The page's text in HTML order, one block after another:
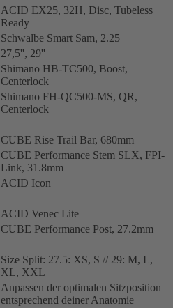
ACID EX25, 32H, Disc, Tubeless
Ready
Schwalbe Smart Sam, 2.25
27,5'', 29''
Shimano HB-TC500, Boost,
Centerlock
Shimano FH-QC500-MS, QR,
Centerlock
CUBE Rise Trail Bar, 680mm
CUBE Performance Stem SLX, FPI-
Link, 31.8mm
ACID Icon
ACID Venec Lite
CUBE Performance Post, 27.2mm
Size Split: 27.5: XS, S // 29: M, L,
XL, XXL
Anpassen der optimalen Sitzposition
entsprechend deiner Anatomie